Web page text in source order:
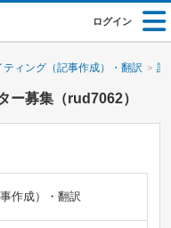
ログイン
ティング（記事作成）・翻訳 記
ー募集（rud7062）
作成）・翻訳